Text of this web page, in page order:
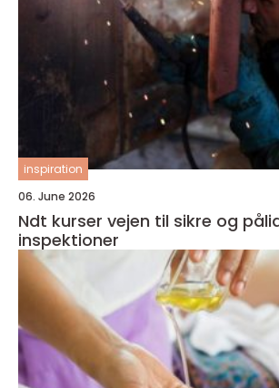
inspiration
06. June 2026
Ndt kurser vejen til sikre og pålidelige
inspektioner